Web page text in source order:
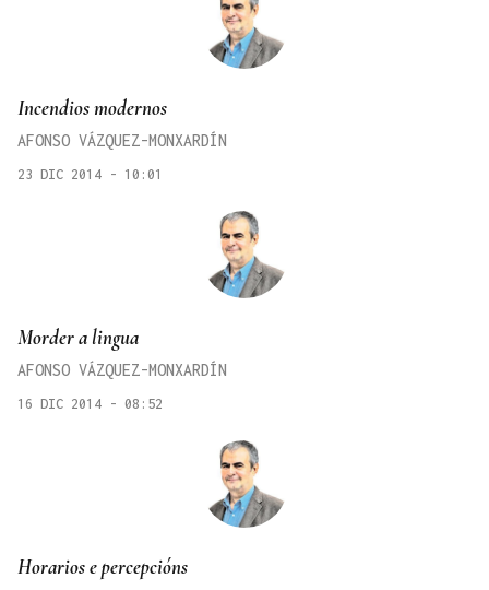
Incendios modernos
AFONSO VÁZQUEZ-MONXARDÍN
23 DIC 2014 - 10:01
Morder a lingua
AFONSO VÁZQUEZ-MONXARDÍN
16 DIC 2014 - 08:52
Horarios e percepcións